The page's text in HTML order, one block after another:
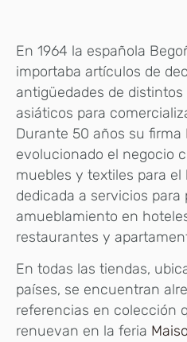
En 1964 la española
importaba artículos de
antigüedades de
asiáticos para
Durante 50 años su firma
evolucionado el negocio
muebles y textiles para el
dedicada a servicios para
amueblamiento en
restaurantes y
En todas las tiendas,
países, se encuentran
referencias en colección
renuevan en la feria